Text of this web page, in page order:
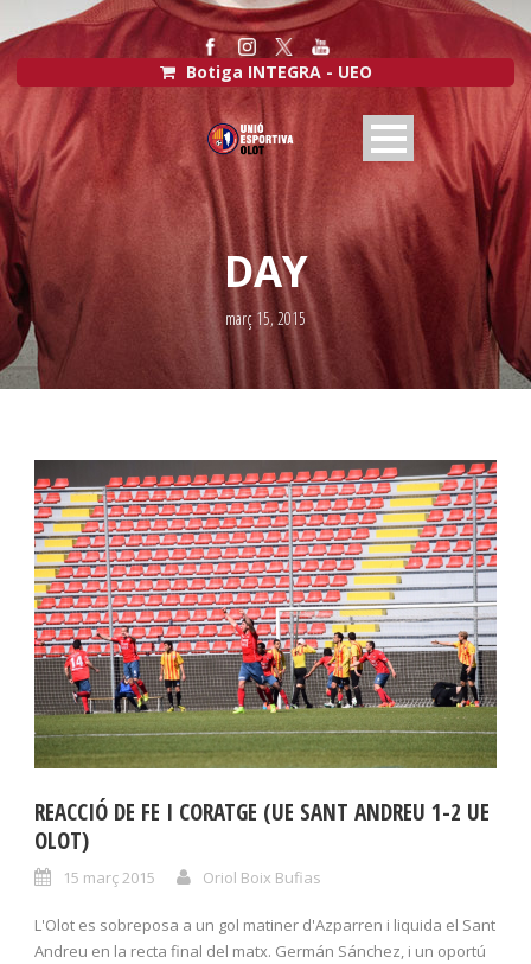
Botiga INTEGRA - UEO
DAY
març 15, 2015
REACCIÓ DE FE I CORATGE (UE SANT ANDREU 1-2 UE
OLOT)
15 març 2015 Oriol Boix Bufias
L'Olot es sobreposa a un gol matiner d'Azparren i liquida el Sant
Andreu en la recta final del matx. Germán Sánchez, i un oportú